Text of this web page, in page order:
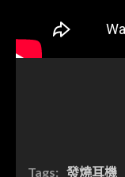
Tags: 發燒耳機